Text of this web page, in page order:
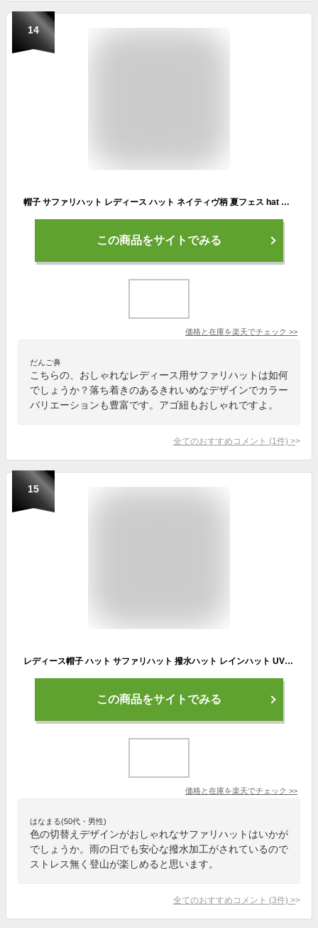
14
帽子 サファリハット レディース ハット ネイティヴ柄 夏フェス hat レインハット UV帽子 メンズ 登山 帽子
この商品をサイトでみる
価格と在庫を楽天でチェック >>
だんご鼻
こちらの、おしゃれなレディース用サファリハットは如何
でしょうか？落ち着きのあるきれいめなデザインでカラー
バリエーションも豊富です。アゴ紐もおしゃれですよ。
全てのおすすめコメント (1 件) >
15
レディース帽子 ハット サファリハット 撥水ハット レインハット UVハット 別注カラー メンズ 撥水帽子 夏フェス アウトドア キャンプ 釣り hat UV 99.9%以上 UV対策 登山 紫外線カット 送料無料 あご紐有 ネイビー スポーツ観戦 ピンク 大きいサイズ
この商品をサイトでみる
価格と在庫を楽天でチェック >>
はなまる(50代・男性)
色の切替えデザインがおしゃれなサファリハットはいかが
でしょうか。雨の日でも安心な撥水加工がされているので
ストレス無く登山が楽しめると思います。
全てのおすすめコメント (3件) >